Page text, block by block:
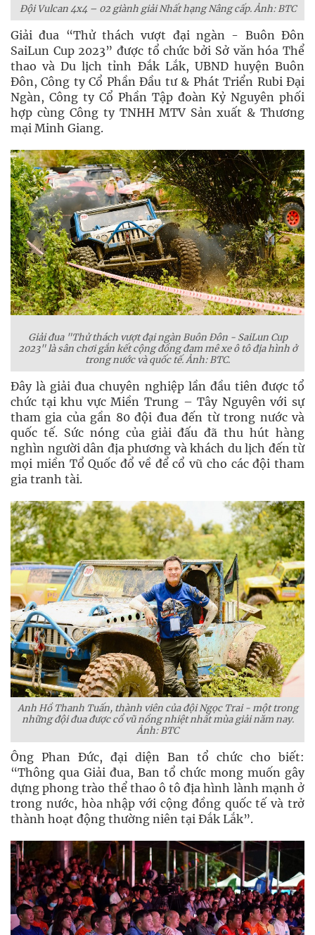
Đội Vulcan 4x4 – 02 giành giải Nhất hạng Nâng cấp. Ảnh: BTC
Giải đua “Thử thách vượt đại ngàn - Buôn Đôn
SaiLun Cup 2023” được tổ chức bởi Sở văn hóa Thể
thao và Du lịch tỉnh Đắk Lắk, UBND huyện Buôn
Đôn, Công ty Cổ Phần Đầu tư & Phát Triển Rubi Đại
Ngàn, Công ty Cổ Phần Tập đoàn Kỷ Nguyên phối
hợp cùng Công ty TNHH MTV Sản xuất & Thương
mại Minh Giang.
Giải đua "Thử thách vượt đại ngàn Buôn Đôn - SaiLun Cup
2023" là sân chơi gắn kết cộng đồng đam mê xe ô tô địa hình ở
trong nước và quốc tế. Ảnh: BTC.
Đây là giải đua chuyên nghiệp lần đầu tiên được tổ
chức tại khu vực Miền Trung – Tây Nguyên với sự
tham gia của gần 80 đội đua đến từ trong nước và
quốc tế. Sức nóng của giải đấu đã thu hút hàng
nghìn người dân địa phương và khách du lịch đến từ
mọi miền Tổ Quốc đổ về để cổ vũ cho các đội tham
gia tranh tài.
Anh Hồ Thanh Tuấn, thành viên của đội Ngọc Trai - một trong
những đội đua được cổ vũ nồng nhiệt nhất mùa giải năm nay.
Ảnh: BTC
Ông Phan Đức, đại diện Ban tổ chức cho biết:
“Thông qua Giải đua, Ban tổ chức mong muốn gây
dựng phong trào thể thao ô tô địa hình lành mạnh ở
trong nước, hòa nhập với cộng đồng quốc tế và trở
thành hoạt động thường niên tại Đắk Lắk”.